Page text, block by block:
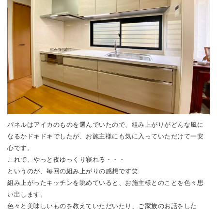
パネルはアイカのものを選んでいたので、組み上がりがどんな風に
なるかドキドキでしたが、お施主様にも気に入っていただけて一安
心です。
これで、やっと夜ゆっくり寝れる・・・
というのが、毎回の組み上がりの感想です笑
組み上がったキッチンを眺めていると、お施主様とのことを色々思
い出します。
色々と美味しいものを教えていただいたり、ご家族のお話をした